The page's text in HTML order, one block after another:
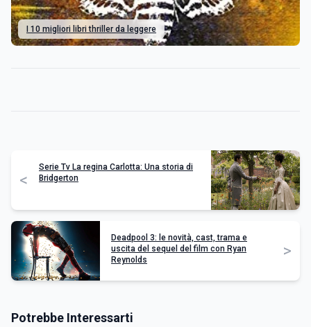
I 10 migliori libri thriller da leggere
<
Serie Tv La regina Carlotta: Una storia di
Bridgerton
Deadpool 3: le novità, cast, trama e
uscita del sequel del film con Ryan
Reynolds
>
Potrebbe Interessarti